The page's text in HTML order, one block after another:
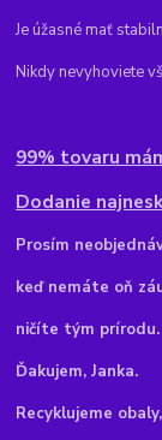
Je úžasné mať
Nikdy nevyhoviete
99% tovaru
Dodanie
Prosím
keď nemáte oň
ničíte tým prírodu.
Ďakujem, Janka.
Recyklujeme obaly,